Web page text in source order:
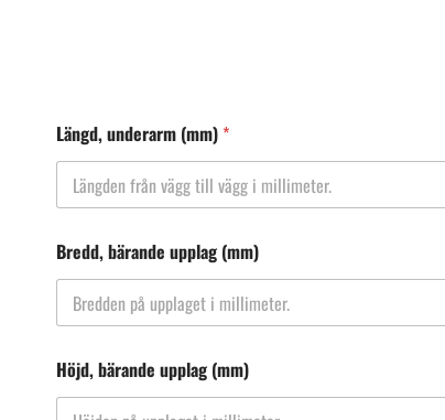
Längd, underarm (mm) *
Bredd, bärande upplag (mm)
Höjd, bärande upplag (mm)